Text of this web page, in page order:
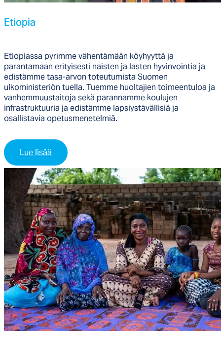
Etio­pia
Etiopiassa pyrimme vähentämään köyhyyttä ja
parantamaan erityisesti naisten ja lasten hyvinvointia ja
edistämme tasa-arvon toteutumista Suomen
ulkoministeriön tuella. Tuemme huoltajien toimeentuloa ja
vanhemmuustaitoja sekä parannamme koulujen
infrastruktuuria ja edistämme lapsiystävällisiä ja
osallistavia opetusmenetelmiä.
Lue lisää